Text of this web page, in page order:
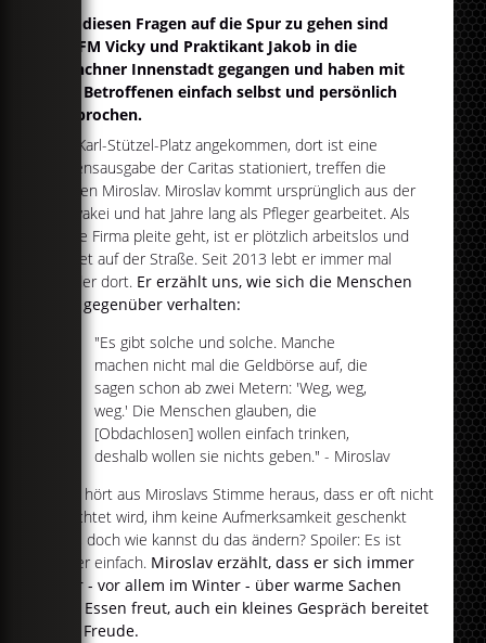
Um diesen Fragen auf die Spur zu gehen sind
egoFM Vicky und Praktikant Jakob in die
Münchner Innenstadt gegangen und haben mit
den Betroffenen einfach selbst und persönlich
gesprochen.
Am Karl-Stützel-Platz angekommen, dort ist eine
Essensausgabe der Caritas stationiert, treffen die
beiden Miroslav. Miroslav kommt ursprünglich aus der
Slowakei und hat Jahre lang als Pfleger gearbeitet. Als
seine Firma pleite geht, ist er plötzlich arbeitslos und
landet auf der Straße. Seit 2013 lebt er immer mal
wieder dort. Er erzählt uns, wie sich die Menschen
ihm gegenüber verhalten:
"Es gibt solche und solche. Manche
machen nicht mal die Geldbörse auf, die
sagen schon ab zwei Metern: 'Weg, weg,
weg.' Die Menschen glauben, die
[Obdachlosen] wollen einfach trinken,
deshalb wollen sie nichts geben." - Miroslav
Man hört aus Miroslavs Stimme heraus, dass er oft nicht
beachtet wird, ihm keine Aufmerksamkeit geschenkt
wird, doch wie kannst du das ändern? Spoiler: Es ist
super einfach. Miroslav erzählt, dass er sich immer
sehr - vor allem im Winter - über warme Sachen
und Essen freut, auch ein kleines Gespräch bereitet
ihm Freude.